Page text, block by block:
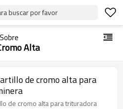
buscar por favor
Alta
de cromo alta para
de cromo alta para trituradora